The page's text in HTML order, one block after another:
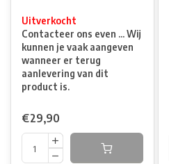
Uitverkocht
Contacteer ons even ... Wij
kunnen je vaak aangeven
wanneer er terug
aanlevering van dit
product is.
€29,90